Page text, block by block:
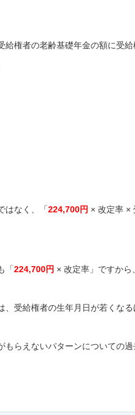
給権者の老齢基礎年金の額に受
はなく、「224,700円 × 改定率 ×
「224,700円 × 改定率」ですから
、受給権者の生年月日が若くな
もらえないパターンについての